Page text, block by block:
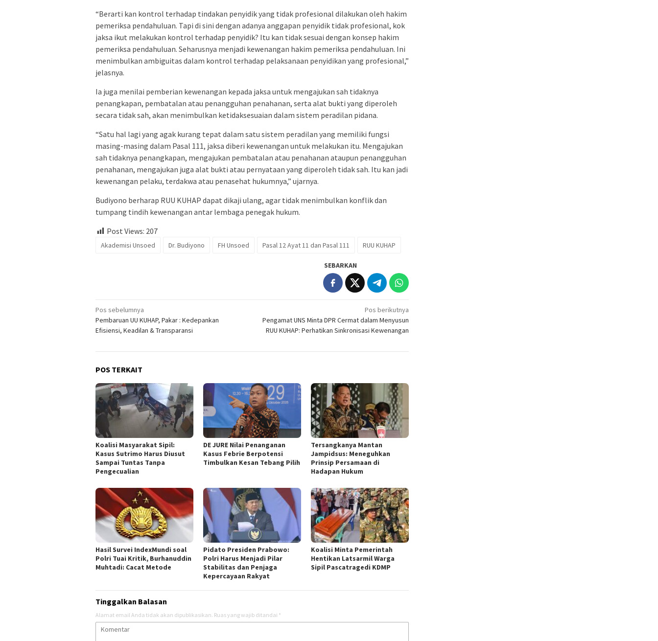
“Berarti kan kontrol terhadap tindakan penyidik yang tidak profesional dilakukan oleh hakim
pemeriksa pendahuluan. Tapi di sini dengan adanya anggapan penyidik tidak profesional, kok
jaksa ikut melakukan kontrol terhadap penyidik? Itu kan tidak sesuai dengan konsep hakim
pemeriksa pendahuluan. Seharusnya menjadi kewenangan hakim pemeriksa pendahuluan. Ini
menimbulkan ambiguitas dalam kontrol terhadap pelaksanaan penyidikan yang profesional,”
jelasnya.
Ia juga menilai pemberian kewenangan kepada jaksa untuk mengajukan sah tidaknya
penangkapan, pembatalan atau penangguhan penahanan, serta alat bukti yang diperoleh
secara tidak sah, akan menimbulkan ketidaksesuaian dalam sistem peradilan pidana.
“Satu hal lagi yang agak kurang tepat dalam satu sistem peradilan yang memiliki fungsi
masing-masing dalam Pasal 111, jaksa diberi kewenangan untuk melakukan itu. Mengajukan
sah tidaknya penangkapan, mengajukan pembatalan atau penahanan ataupun penangguhan
penahanan, mengajukan juga alat bukti atau pernyataan yang diperoleh tidak sah. Itu kan jadi
kewenangan pelaku, terdakwa atau penasehat hukumnya,” ujarnya.
Budiyono berharap RUU KUHAP dapat dikaji ulang, agar tidak menimbulkan konflik dan
tumpang tindih kewenangan antar lembaga penegak hukum.
Post Views: 207
Akademisi Unsoed Dr. Budiyono FH Unsoed Pasal 12 Ayat 11 dan Pasal 111 RUU KUHAP
SEBARKAN
Navigasi
pos
Pos sebelumnya
Pembaruan UU KUHAP, Pakar : Kedepankan
Efisiensi, Keadilan & Transparansi
Pos berikutnya
Pengamat UNS Minta DPR Cermat dalam Menyusun
RUU KUHAP: Perhatikan Sinkronisasi Kewenangan
POS TERKAIT
Koalisi Masyarakat Sipil:
Kasus Sutrimo Harus Diusut
Sampai Tuntas Tanpa
Pengecualian
DE JURE Nilai Penanganan
Kasus Febrie Berpotensi
Timbulkan Kesan Tebang Pilih
Tersangkanya Mantan
Jampidsus: Meneguhkan
Prinsip Persamaan di
Hadapan Hukum
Hasil Survei IndexMundi soal
Polri Tuai Kritik, Burhanuddin
Muhtadi: Cacat Metode
Pidato Presiden Prabowo:
Polri Harus Menjadi Pilar
Stabilitas dan Penjaga
Kepercayaan Rakyat
Koalisi Minta Pemerintah
Hentikan Latsarmil Warga
Sipil Pascatragedi KDMP
Tinggalkan Balasan
Alamat email Anda tidak akan dipublikasikan. Ruas yang wajib ditandai *